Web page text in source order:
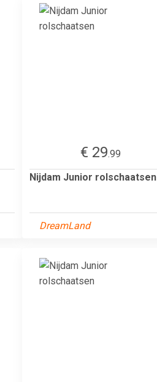
€ 29.99
Nijdam Junior rolschaatsen
DreamLand